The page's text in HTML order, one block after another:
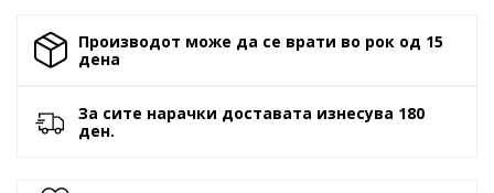
Производот може да се врати во рок од 15
денa
За сите нарачки доставата изнесува 180
ден.